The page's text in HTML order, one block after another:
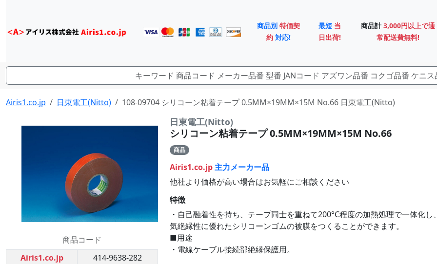
商品別 特価契
約 対応!
最短 当
日出荷!
商品計 3,000円以上で通
常配送費無料!
Airis1.co.jp 日東電工(Nitto) 108-09704 シリコーン粘着テープ 0.5MM×19MM×15M No.66 日東電工(Nitto)
商品コード
Airis1.co.jp
414-9638-282
日東電工(Nitto)
シリコーン粘着テープ 0.5MM×19MM×15M No.66
商品
Airis1.co.jp主力メーカー品
他社より価格が高い場合はお気軽にご相談ください
特徴
・自己融着性を持ち、テープ同士を重ねて200°C程度の加熱処理で一体化し
気絶縁性に優れたシリコーンゴムの被膜をつくることができます。
■用途
・電線ケーブル接続部絶縁保護用。